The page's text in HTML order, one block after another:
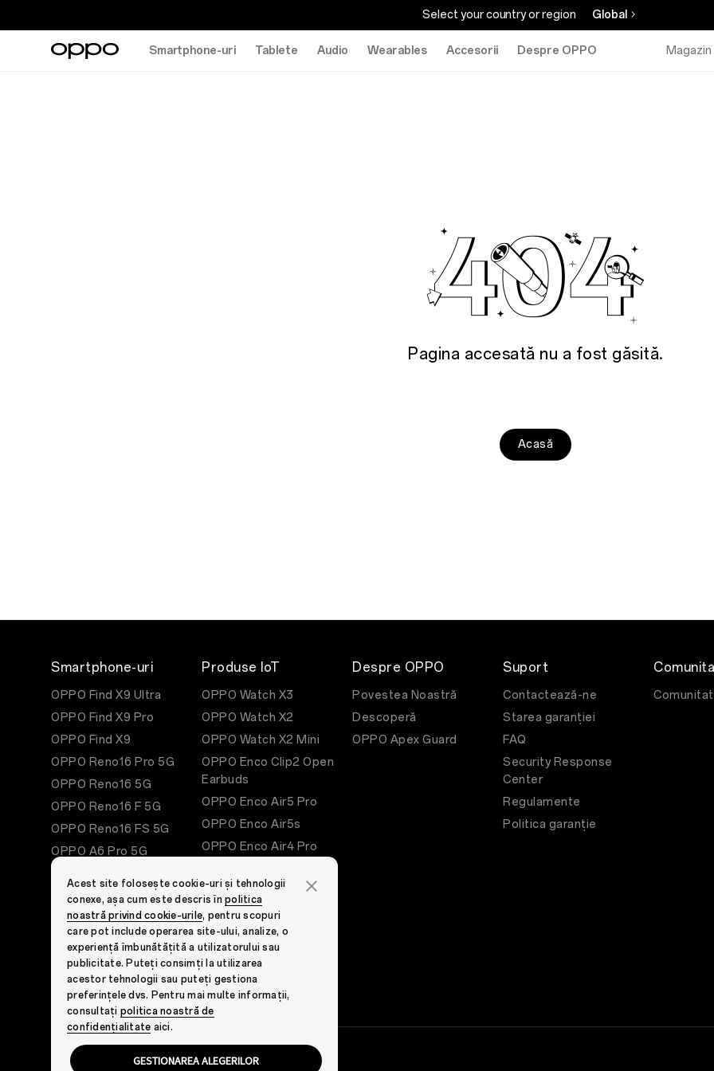
Select your country or region Global
Smartphone-uri Tablete Audio Wearables Accesorii Despre OPPO Magazin
Pagina accesată nu a fost găsită.
Acasă
Smartphone-uri
OPPO Find X9 Ultra
OPPO Find X9 Pro
OPPO Find X9
OPPO Reno16 Pro 5G
OPPO Reno16 5G
OPPO Reno16 F 5G
OPPO Reno16 FS 5G
OPPO A6 Pro 5G
OPPO A6x 5G
OPPO A6k
Vezi Toate Telefoanele
Produse IoT
OPPO Watch X3
OPPO Watch X2
OPPO Watch X2 Mini
OPPO Enco Clip2 Open
Earbuds
OPPO Enco Air5 Pro
OPPO Enco Air5s
OPPO Enco Air4 Pro
OPPO Pad SE
OPPO Enco Air4
OPPO Enco Air4 Pro
OPPO Watch X
OPPO Enco Air3 Pro
Despre OPPO
Povestea Noastră
Descoperă
OPPO Apex Guard
Suport
Contactează-ne
Starea garanției
FAQ
Security Response
Center
Regulamente
Politica garanție
Acest site folosește cookie-uri și tehnologii
conexe, așa cum este descris în politica
noastră privind cookie-urile, pentru scopuri
care pot include operarea site-ului, analize, o
experiență îmbunătățită a utilizatorului sau
publicitate. Puteți consimți la utilizarea
acestor tehnologii sau puteți gestiona
preferințele dvs. Pentru mai multe informații,
consultați politica noastră de
confidențialitate aici.
GESTIONAREA ALEGERILOR